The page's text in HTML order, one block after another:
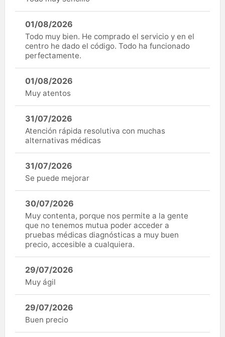
01/08/2026
Todo muy bien. He comprado el servicio y en el
centro he dado el código. Todo ha funcionado
perfectamente.
01/08/2026
Muy atentos
31/07/2026
Atención rápida resolutiva con muchas
alternativas médicas
31/07/2026
Se puede mejorar
30/07/2026
Muy contenta, porque nos permite a la gente
que no tenemos mutua poder acceder a
pruebas médicas diagnósticas a muy buen
precio, accesible a cualquiera.
29/07/2026
Muy ágil
29/07/2026
Buen precio